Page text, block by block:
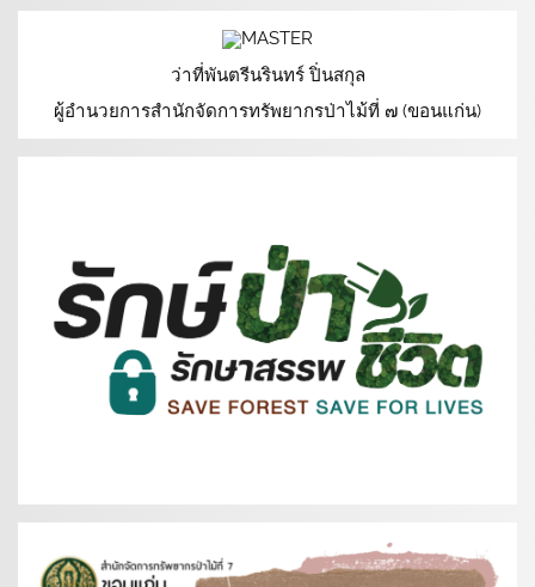
ว่าที่พันตรีนรินทร์ ปิ่นสกุล
ผู้อำนวยการสำนักจัดการทรัพยากรป่าไม้ที่ ๗ (ขอนแก่น)